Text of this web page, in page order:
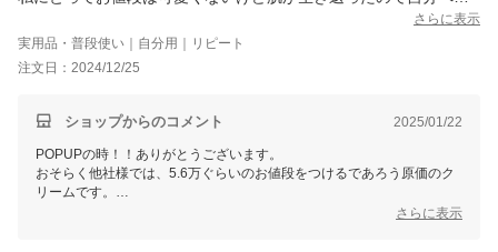
少しの量で伸びるのでケチケチ使っています。笑
さらに表示
実用品・普段使い｜自分用｜リピート
注文日：2024/12/25
ショップからのコメント 2025/01/22
POPUPの時！！ありがとうございます。
おそらく他社様では、5.6万ぐらいのお値段をつけるであろう原価のク
リームです。
なかなかハイクラスのスキンケア興味があるけど手が出せない方にも試
さらに表示